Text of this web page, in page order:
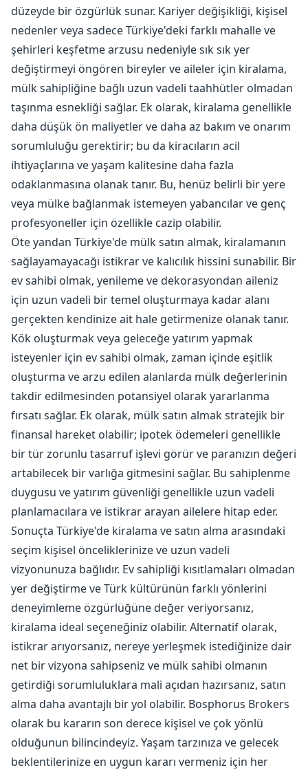
düzeyde bir özgürlük sunar. Kariyer değişikliği, kişisel
nedenler veya sadece Türkiye'deki farklı mahalle ve
şehirleri keşfetme arzusu nedeniyle sık sık yer
değiştirmeyi öngören bireyler ve aileler için kiralama,
mülk sahipliğine bağlı uzun vadeli taahhütler olmadan
taşınma esnekliği sağlar. Ek olarak, kiralama genellikle
daha düşük ön maliyetler ve daha az bakım ve onarım
sorumluluğu gerektirir; bu da kiracıların acil
ihtiyaçlarına ve yaşam kalitesine daha fazla
odaklanmasına olanak tanır. Bu, henüz belirli bir yere
veya mülke bağlanmak istemeyen yabancılar ve genç
profesyoneller için özellikle cazip olabilir.
Öte yandan Türkiye'de mülk satın almak, kiralamanın
sağlayamayacağı istikrar ve kalıcılık hissini sunabilir. Bir
ev sahibi olmak, yenileme ve dekorasyondan aileniz
için uzun vadeli bir temel oluşturmaya kadar alanı
gerçekten kendinize ait hale getirmenize olanak tanır.
Kök oluşturmak veya geleceğe yatırım yapmak
isteyenler için ev sahibi olmak, zaman içinde eşitlik
oluşturma ve arzu edilen alanlarda mülk değerlerinin
takdir edilmesinden potansiyel olarak yararlanma
fırsatı sağlar. Ek olarak, mülk satın almak stratejik bir
finansal hareket olabilir; ipotek ödemeleri genellikle
bir tür zorunlu tasarruf işlevi görür ve paranızın değeri
artabilecek bir varlığa gitmesini sağlar. Bu sahiplenme
duygusu ve yatırım güvenliği genellikle uzun vadeli
planlamacılara ve istikrar arayan ailelere hitap eder.
Sonuçta Türkiye'de kiralama ve satın alma arasındaki
seçim kişisel önceliklerinize ve uzun vadeli
vizyonunuza bağlıdır. Ev sahipliği kısıtlamaları olmadan
yer değiştirme ve Türk kültürünün farklı yönlerini
deneyimleme özgürlüğüne değer veriyorsanız,
kiralama ideal seçeneğiniz olabilir. Alternatif olarak,
istikrar arıyorsanız, nereye yerleşmek istediğinize dair
net bir vizyona sahipseniz ve mülk sahibi olmanın
getirdiği sorumluluklara mali açıdan hazırsanız, satın
alma daha avantajlı bir yol olabilir. Bosphorus Brokers
olarak bu kararın son derece kişisel ve çok yönlü
olduğunun bilincindeyiz. Yaşam tarzınıza ve gelecek
beklentilerinize en uygun kararı vermeniz için her